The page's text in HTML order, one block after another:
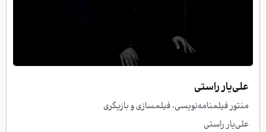
علی‌یار راستی
منتور فیلمنامه‌نویسی، فیلمسازی و بازیگری
علی‌یار راستی